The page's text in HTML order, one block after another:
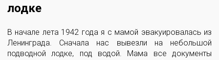
лодке
В начале лета 1942 года я с мамой эвакуировалась из
Ленинграда. Сначала нас вывезли на небольшой
подводной лодке, под водой. Мама все документы